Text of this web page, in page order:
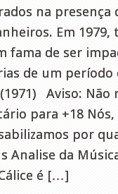
na presença
Em
fama de ser
de um período
(1971) Aviso:
para +18 Nós,
por
da Música
é […]